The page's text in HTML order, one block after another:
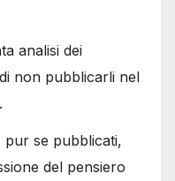
analisi dei
non pubblicarli nel
pur se pubblicati,
del pensiero